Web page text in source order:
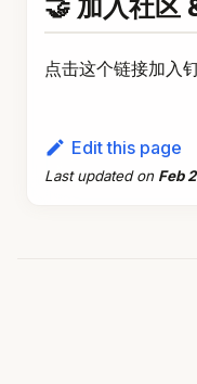
点击这个链接加入
Edit this page
Last updatedon Feb